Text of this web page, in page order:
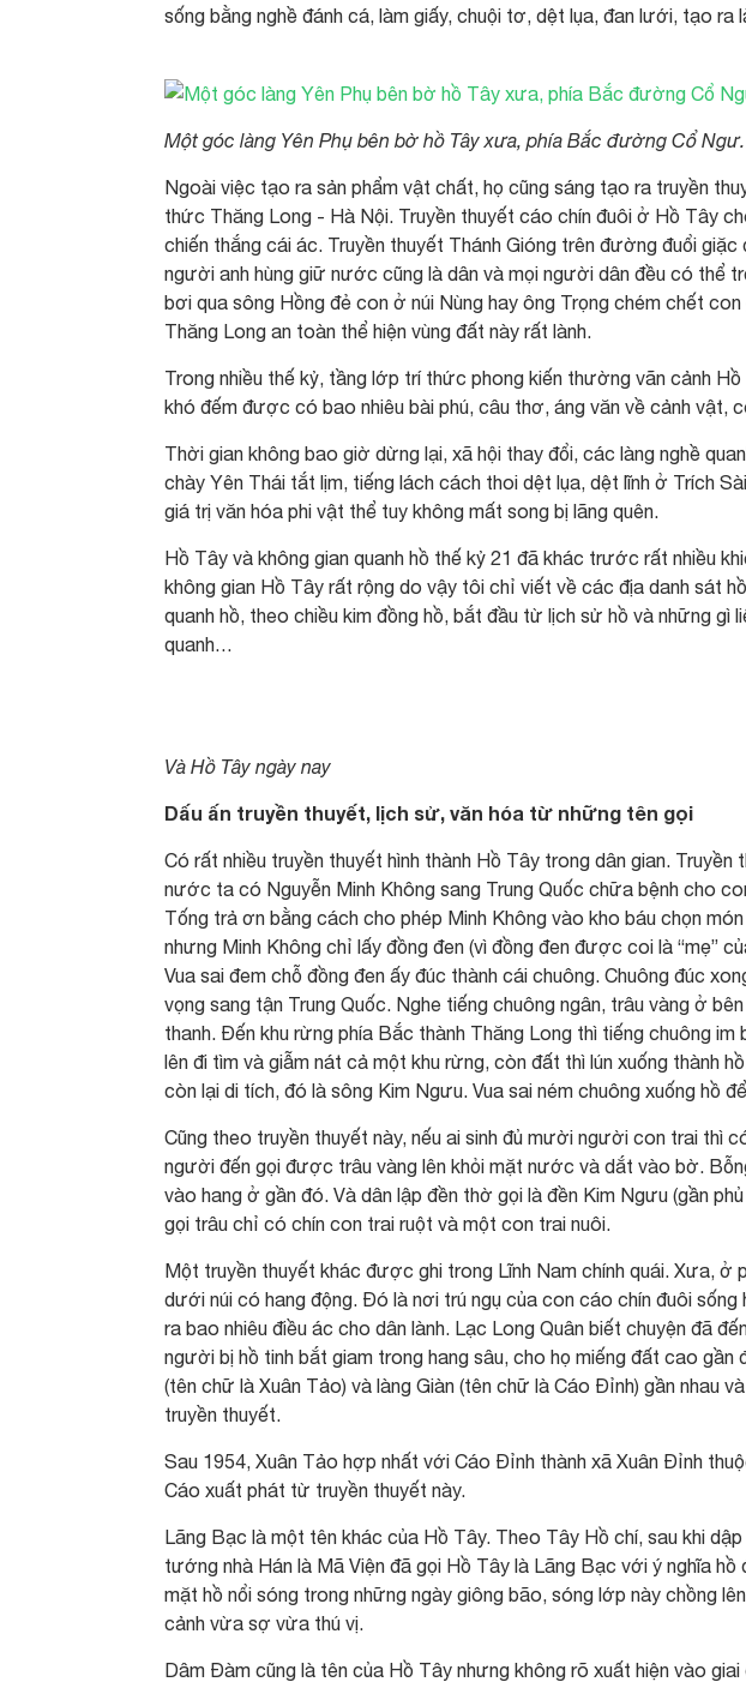
sống bằng nghề đánh cá, làm giấy, chuội tơ, dệt lụa, đan lưới, tạo ra
Một góc làng Yên Phụ bên bờ hồ Tây xưa, phía Bắc đường Cổ
Ngoài việc tạo ra sản phẩm vật chất, họ cũng sáng tạo ra truyền
thức Thăng Long - Hà Nội. Truyền thuyết cáo chín đuôi ở Hồ Tây
chiến thắng cái ác. Truyền thuyết Thánh Gióng trên đường đuổi
người anh hùng giữ nước cũng là dân và mọi người dân đều có thể
bơi qua sông Hồng đẻ con ở núi Nùng hay ông Trọng chém chết
Thăng Long an toàn thể hiện vùng đất này rất lành.
Trong nhiều thế kỷ, tầng lớp trí thức phong kiến thường vãn cảnh
khó đếm được có bao nhiêu bài phú, câu thơ, áng văn về cảnh vật,
Thời gian không bao giờ dừng lại, xã hội thay đổi, các làng nghề
chày Yên Thái tắt lịm, tiếng lách cách thoi dệt lụa, dệt lĩnh ở Trích
giá trị văn hóa phi vật thể tuy không mất song bị lãng quên.
Hồ Tây và không gian quanh hồ thế kỷ 21 đã khác trước rất nhiều
không gian Hồ Tây rất rộng do vậy tôi chỉ viết về các địa danh sát
quanh hồ, theo chiều kim đồng hồ, bắt đầu từ lịch sử hồ và những gì
quanh…
Và Hồ Tây ngày nay
Dấu ấn truyền thuyết, lịch sử, văn hóa từ những tên gọi
Có rất nhiều truyền thuyết hình thành Hồ Tây trong dân gian.
nước ta có Nguyễn Minh Không sang Trung Quốc chữa bệnh cho
Tống trả ơn bằng cách cho phép Minh Không vào kho báu chọn
nhưng Minh Không chỉ lấy đồng đen (vì đồng đen được coi là “mẹ”
Vua sai đem chỗ đồng đen ấy đúc thành cái chuông. Chuông đúc
vọng sang tận Trung Quốc. Nghe tiếng chuông ngân, trâu vàng ở
thanh. Đến khu rừng phía Bắc thành Thăng Long thì tiếng chuông
lên đi tìm và giẫm nát cả một khu rừng, còn đất thì lún xuống thành
còn lại di tích, đó là sông Kim Ngưu. Vua sai ném chuông xuống hồ
Cũng theo truyền thuyết này, nếu ai sinh đủ mười người con trai thì
người đến gọi được trâu vàng lên khỏi mặt nước và dắt vào bờ.
vào hang ở gần đó. Và dân lập đền thờ gọi là đền Kim Ngưu (gần
gọi trâu chỉ có chín con trai ruột và một con trai nuôi.
Một truyền thuyết khác được ghi trong Lĩnh Nam chính quái. Xưa, ở
dưới núi có hang động. Đó là nơi trú ngụ của con cáo chín đuôi sống
ra bao nhiêu điều ác cho dân lành. Lạc Long Quân biết chuyện đã
người bị hồ tinh bắt giam trong hang sâu, cho họ miếng đất cao gần
(tên chữ là Xuân Tảo) và làng Giàn (tên chữ là Cáo Đỉnh) gần nhau
truyền thuyết.
Sau 1954, Xuân Tảo hợp nhất với Cáo Đỉnh thành xã Xuân Đỉnh
Cáo xuất phát từ truyền thuyết này.
Lãng Bạc là một tên khác của Hồ Tây. Theo Tây Hồ chí, sau khi
tướng nhà Hán là Mã Viện đã gọi Hồ Tây là Lãng Bạc với ý nghĩa hồ
mặt hồ nổi sóng trong những ngày giông bão, sóng lớp này chồng
cảnh vừa sợ vừa thú vị.
Dâm Đàm cũng là tên của Hồ Tây nhưng không rõ xuất hiện vào